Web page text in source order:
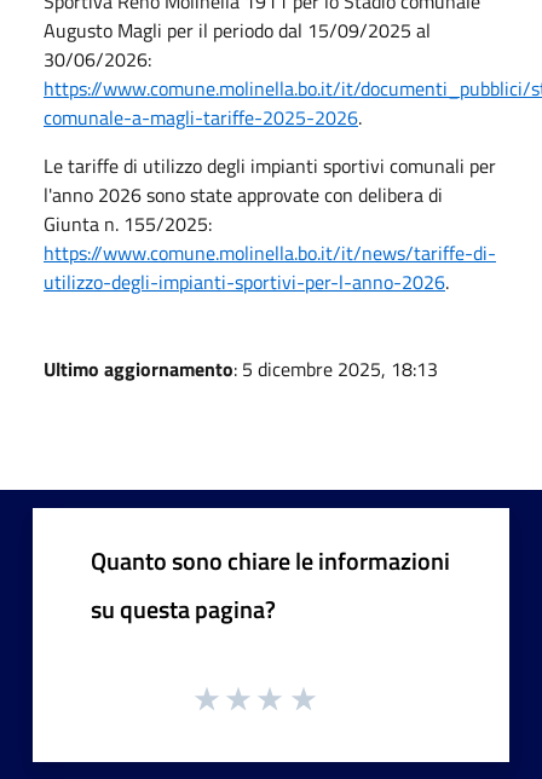
Augusto Magli per il periodo dal 15/09/2025 al
30/06/2026:
https://www.comune.molinella.bo.it/it/documenti_pubblici/
comunale-a-magli-tariffe-2025-2026.
Le tariffe di utilizzo degli impianti sportivi comunali per
l'anno 2026 sono state approvate con delibera di
Giunta n. 155/2025:
https://www.comune.molinella.bo.it/it/news/tariffe-di-
utilizzo-degli-impianti-sportivi-per-l-anno-2026.
Ultimo aggiornamento: 5 dicembre 2025, 18:13
Quanto sono chiare le informazioni
su questa pagina?